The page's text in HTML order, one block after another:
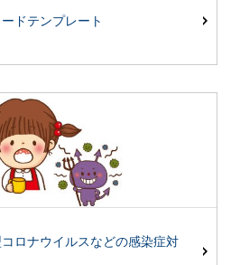
ドテンプレート
ロナウイルスなどの感染症対